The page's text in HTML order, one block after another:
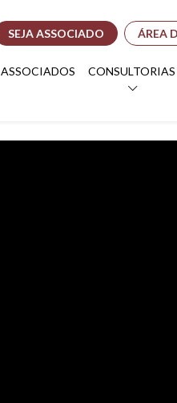
SEJA ASSOCIADO ÁREA
ASSOCIADOS CONSULTORIAS